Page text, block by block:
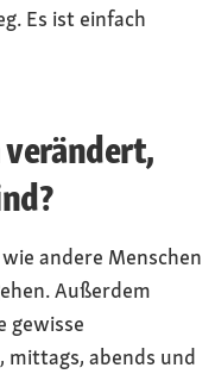
Es ist einfach
verändert,
andere Menschen
Außerdem
gewisse
abends und